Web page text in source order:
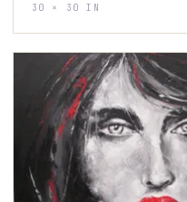
30 × 30 IN